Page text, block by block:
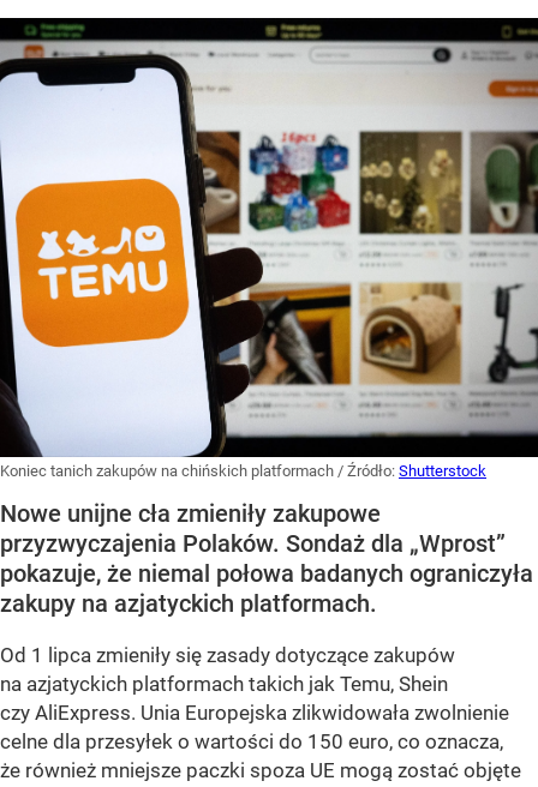
Koniec tanich zakupów na chińskich platformach / Źródło: Shutterstock
Nowe unijne cła zmieniły zakupowe
przyzwyczajenia Polaków. Sondaż dla „Wprost”
pokazuje, że niemal połowa badanych ograniczyła
zakupy na azjatyckich platformach.
Od 1 lipca zmieniły się zasady dotyczące zakupów
na azjatyckich platformach takich jak Temu, Shein
czy AliExpress. Unia Europejska zlikwidowała zwolnienie
celne dla przesyłek o wartości do 150 euro, co oznacza,
że również mniejsze paczki spoza UE mogą zostać objęte